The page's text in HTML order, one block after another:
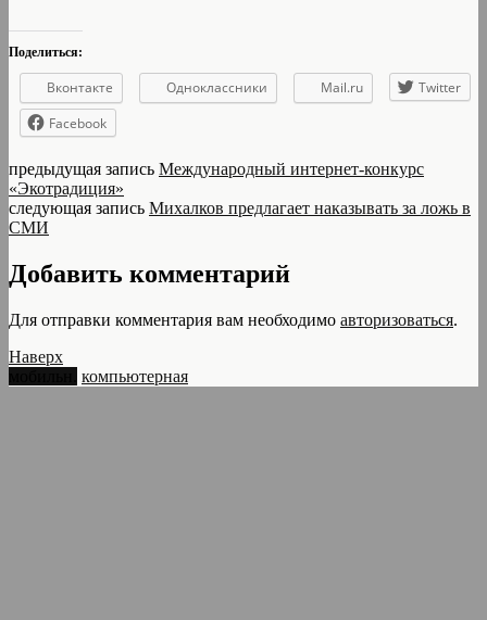
Поделиться:
Вконтакте Одноклассники Mail.ru
Twitter
Facebook
предыдущая запись Международный интернет-конкурс
«Экотрадиция»
следующая запись Михалков предлагает наказывать за ложь в
СМИ
Добавить комментарий
Для отправки комментария вам необходимо авторизоваться.
Наверх
компьютерная